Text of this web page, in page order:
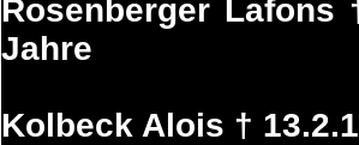
Rosenberger Lafons
Jahre
Kolbeck Alois †